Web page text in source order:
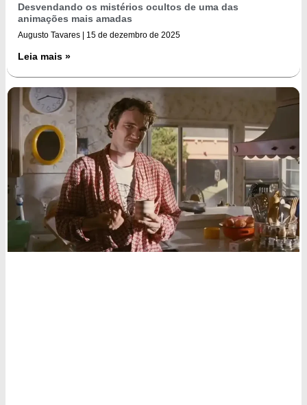
Desvendando os mistérios ocultos de uma das
animações mais amadas
Augusto Tavares 15 de dezembro de 2025
Leia mais »